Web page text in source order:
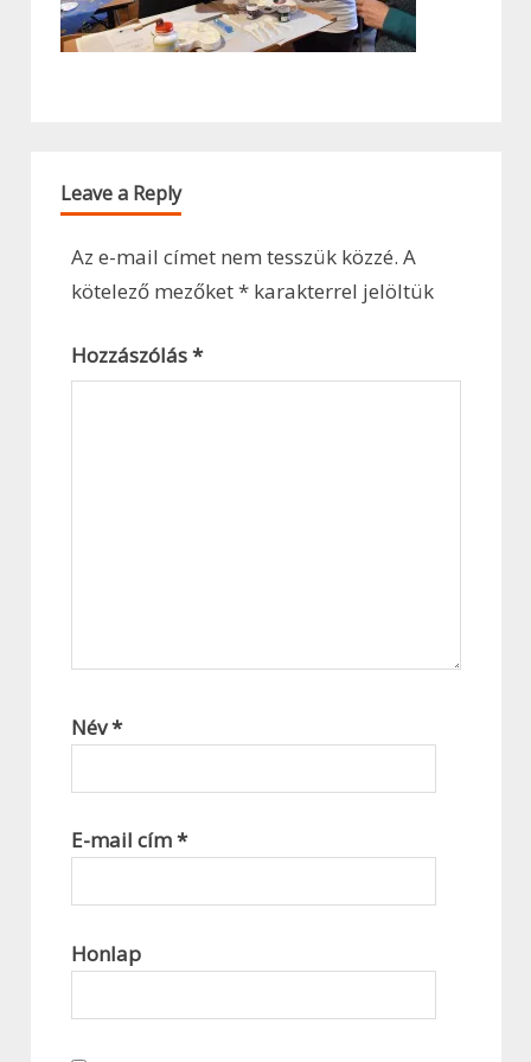
Leave a Reply
Az e-mail címet nem tesszük közzé. A
kötelező mezőket*karakterrel jelöltük
Hozzászólás*
Név*
E-mail cím*
Honlap